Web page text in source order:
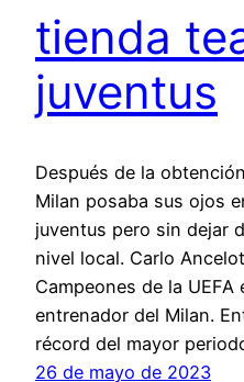
tienda
juventus
Después de la
Milan posaba sus ojos
juventus pero sin dejar
nivel local. Carlo
Campeones de la
entrenador del Milan.
récord del mayor
26 de mayo de 2023